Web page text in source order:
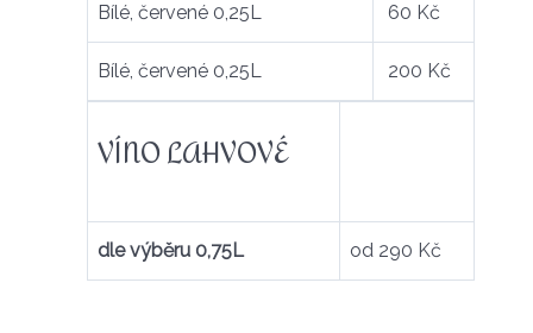
Bílé, červené 0,25L 60 Kč
Bílé, červené 0,25L 200 Kč
VÍNO LAHVOVÉ
dle výběru 0,75L od 290 Kč